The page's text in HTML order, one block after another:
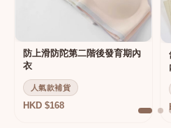
防上滑防陀第二階後發育期內
衣
人氣款補貨
HKD $168